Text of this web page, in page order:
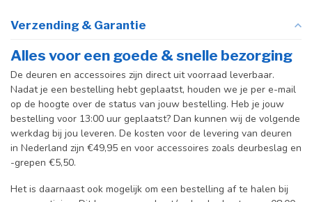
Verzending & Garantie
Alles voor een goede & snelle bezorging
De deuren en accessoires zijn direct uit voorraad leverbaar.
Nadat je een bestelling hebt geplaatst, houden we je per e-mail
op de hoogte over de status van jouw bestelling. Heb je jouw
bestelling voor 13:00 uur geplaatst? Dan kunnen wij de volgende
werkdag bij jou leveren. De kosten voor de levering van deuren
in Nederland zijn €49,95 en voor accessoires zoals deurbeslag en
-grepen €5,50.
Het is daarnaast ook mogelijk om een bestelling af te halen bij